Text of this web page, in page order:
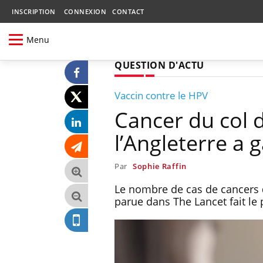
INSCRIPTION CONNEXION CONTACT
Menu
QUESTION D'ACTU
Vaccin contre le HPV
Cancer du col
l’Angleterre a
Par Sophie Raffin
Le nombre de cas de
parue dans The Lancet fait